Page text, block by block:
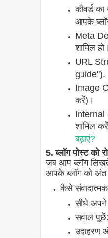
कीवर्ड
आपके
Meta
शामिल हो।
URL
guide").
Image
करें)।
Internal
शामिल
बढ़ाएं?
5. ब्लॉग पोस्ट को
जब आप ब्लॉग लिखते
आपके ब्लॉग को
कैसे
सीधे
सवाल
उदाहरण